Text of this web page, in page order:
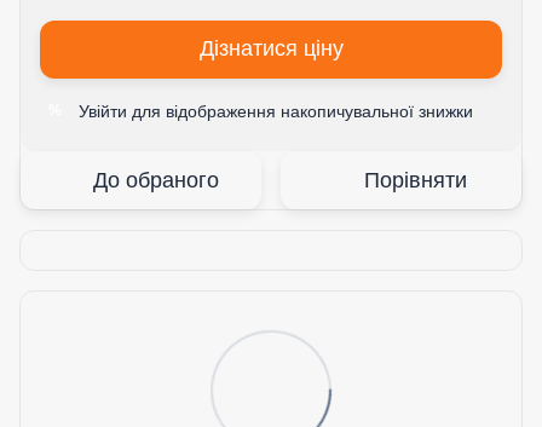
Дізнатися ціну
Увійти для відображення накопичувальної знижки
До обраного Порівняти